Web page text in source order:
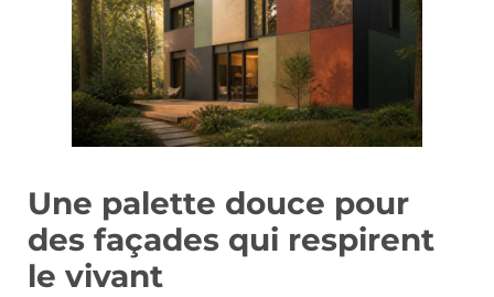
Une palette douce pour
des façades qui respirent
le vivant